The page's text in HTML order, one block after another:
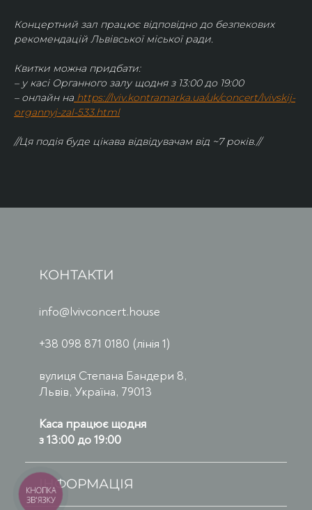
Концертний зал працює відповідно до безпекових
рекомендацій Львівської міської ради.
Квитки можна придбати:
– у касі Органного залу щодня з 13:00 до 19:00
– онлайн на https://lviv.kontramarka.ua/uk/concert/lvivskij-
organnyj-zal-533.html
//Ця подія буде цікава відвідувачам від ~7 років.//
КОНТАКТИ
info@lvivconcert.house
+38 098 871 0180 (лінія 1)
вулиця Степана Бандери 8,
Львів, Україна, 79013
Каса працює щодня
з 13:00 до 19:00
ІНФОРМАЦІЯ
КНОПКА
ЗВ'ЯЗКУ